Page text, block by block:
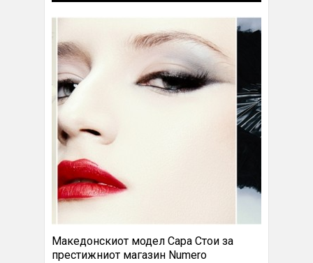
Македонскиот модел Сара Стои за
престижниот магазин Numero